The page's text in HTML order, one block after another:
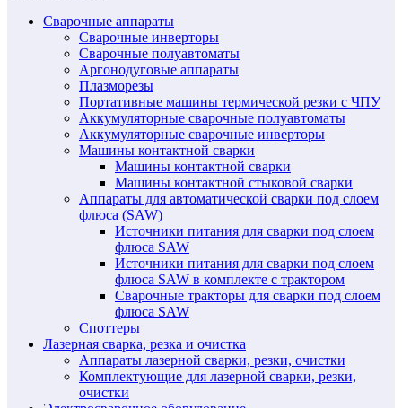
Сварочные аппараты
Сварочные инверторы
Сварочные полуавтоматы
Аргонодуговые аппараты
Плазморезы
Портативные машины термической резки с ЧПУ
Аккумуляторные сварочные полуавтоматы
Аккумуляторные сварочные инверторы
Машины контактной сварки
Машины контактной сварки
Машины контактной стыковой сварки
Аппараты для автоматической сварки под слоем
флюса (SAW)
Источники питания для сварки под слоем
флюса SAW
Источники питания для сварки под слоем
флюса SAW в комплекте с трактором
Сварочные тракторы для сварки под слоем
флюса SAW
Споттеры
Лазерная сварка, резка и очистка
Аппараты лазерной сварки, резки, очистки
Комплектующие для лазерной сварки, резки,
очистки